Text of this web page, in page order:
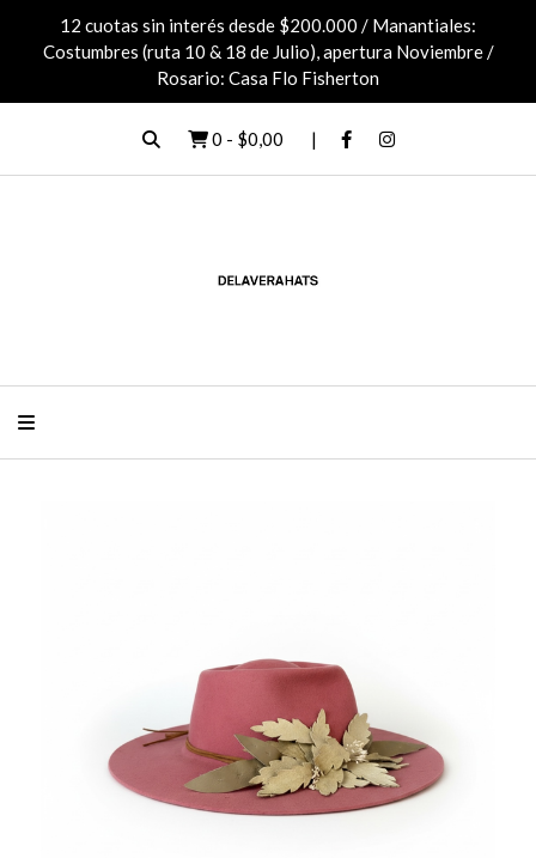
12 cuotas sin interés desde $200.000 / Manantiales:
Costumbres (ruta 10 & 18 de Julio), apertura Noviembre /
Rosario: Casa Flo Fisherton
0 - $0,00